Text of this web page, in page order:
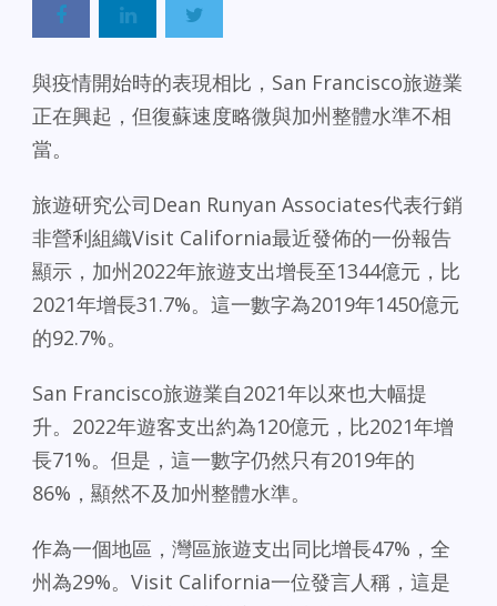
與疫情開始時的表現相比，San Francisco旅遊業
正在興起，但復蘇速度略微與加州整體水準不相
當。
旅遊研究公司Dean Runyan Associates代表行銷
非營利組織Visit California最近發佈的一份報告
顯示，加州2022年旅遊支出增長至1344億元，比
2021年增長31.7%。這一數字為2019年1450億元
的92.7%。
San Francisco旅遊業自2021年以來也大幅提
升。2022年遊客支出約為120億元，比2021年增
長71%。但是，這一數字仍然只有2019年的
86%，顯然不及加州整體水準。
作為一個地區，灣區旅遊支出同比增長47%，全
州為29%。Visit California一位發言人稱，這是